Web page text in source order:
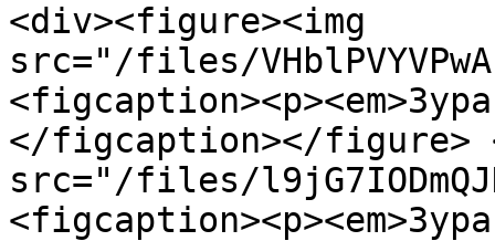
<div><figure><img
src="/files/
</figcaption></figure>
src="/files/